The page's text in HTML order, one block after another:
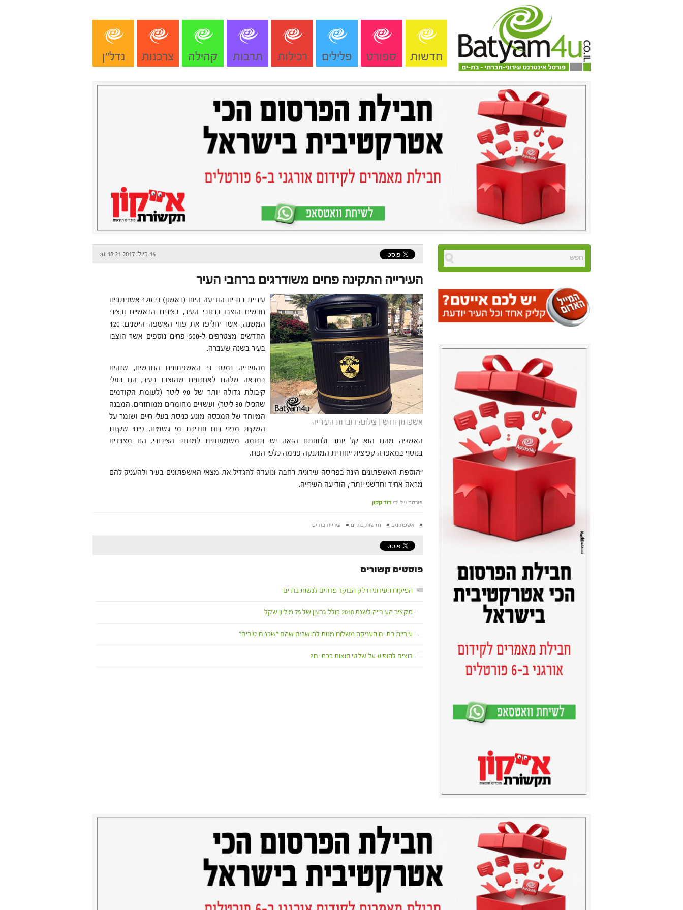
חדשות ספורט פלילים רכילות תרבות קהילה צרכנות נדל"ן
16 ביולי 2017 at 18:21
העירייה התקינה פחים משודרגים ברחבי העיר
אשפתון חדש | צילום: דוברות העירייה
עיריית בת ים הודיעה היום (ראשון) כי 120 אשפתונים
חדשים הוצבו ברחבי העיר, בצירים הראשיים ובצירי
המשנה, אשר יחליפו את פחי האשפה הישנים. 120
החדשים מצטרפים ל-500 פחים נוספים אשר הוצבו
בעיר בשנה שעברה.
מהעירייה נמסר כי האשפתונים החדשים, שזהים
במראה שלהם לאחרונים שהוצבו בעיר, הם בעלי
קיבולת גדולה יותר של 90 ליטר (לעומת הקודמים
שהכילו 30 ליטר) ועשויים מחומרים ממוחזרים. המבנה
המיוחד של המכסה מונע כניסת בעלי חיים ושומר על
השקית מפני רוח וחדירת מי גשמים. פינוי שקיות
האשפה מהם הוא קל יותר ולחזותם הנאה יש תרומה משמעותית למרחב הציבורי. הם מצוידים
בנוסף במאפרה קפיצית ייחודית המתנקה פנימה כלפי הפח.
"הוספת האשפתונים הינה בפריסה עירונית רחבה ונועדה להגדיל את מצאי האשפתונים בעיר ולהעניק להם
מראה אחיד וחדשני יותר", הודיעה העירייה.
פורסם על ידי דוד קקון
# אשפתונים # חדשות בת ים # עיריית בת ים
פוסטים קשורים
הפיקוח העירוני חילק הבוקר פרחים לנשות בת ים
תקציב העירייה לשנת 2018 כולל גרעון של 75 מיליון שקל
עיריית בת ים העניקה משלוח מנות לתושבים שהם "שכנים טובים"
רוצים להופיע על שלטי חוצות בבת ים?